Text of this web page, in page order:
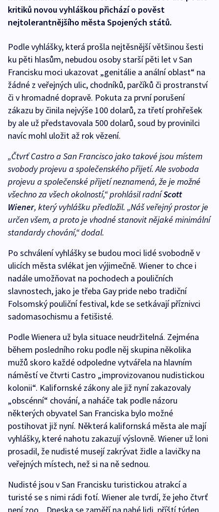
kritiků novou vyhláškou přichází o pověst
nejtolerantnějšího města Spojených států.
Podle vyhlášky, která prošla nejtěsnější většinou šesti
ku pěti hlasům, nebudou osoby starší pěti let v San
Francisku moci ukazovat „genitálie a anální oblast“ na
žádné z veřejných ulic, chodníků, parčíků či prostranství
či v hromadné dopravě. Pokuta za první porušení
zákazu by činila nejvýše 100 dolarů, za třetí prohřešek
by ale už představovala 500 dolarů, soud by provinilci
navíc mohl uložit až rok vězení.
„Čtvrť Castro a San Francisco jako takové jsou místem
svobody projevu a společenského přijetí. Ale svoboda
projevu a společenské přijetí neznamená, že je možné
všechno za všech okolností,“ prohlásil radníScott
Wiener, který vyhlášku předložil. „Náš veřejný prostor je
určen všem, a proto je vhodné stanovit nějaké minimální
standardy chování,“ dodal.
Po schválení vyhlášky se budou moci lidé svobodně v
ulicích města svlékat jen výjimečně. Wiener to chce i
nadále umožňovat na pochodech a pouličních
slavnostech, jako je třeba Gay pride nebo tradiční
Folsomský pouliční festival, kde se setkávají příznivci
sadomasochismu a fetišisté.
Podle Wienera už byla situace neudržitelná. Zejména
během posledního roku podle něj skupina několika
mužů skoro každé odpoledne vytvářela na hlavním
náměstí ve čtvrti Castro „improvizovanou nudistickou
kolonii“. Kalifornské zákony ale již nyní zakazovaly
„obscénní“ chování, a naháče tak podle názoru
některých obyvatel San Franciska bylo možné
postihovat již nyní. Některá kalifornská města ale mají
vyhlášky, které nahotu zakazují výslovně. Wiener už loni
prosadil, že nudisté musejí zakrývat židle a lavičky na
veřejných místech, než si na ně sednou.
Nudisté jsou v San Francisku turistickou atrakcí a
turisté se s nimi rádi fotí. Wiener ale tvrdí, že jeho čtvrť